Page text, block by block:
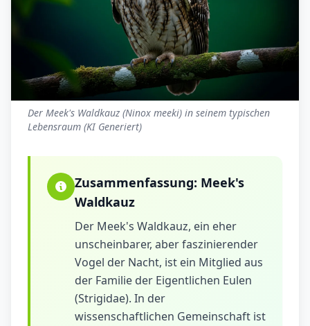
Der Meek's Waldkauz (Ninox meeki) in seinem typischen
Lebensraum (KI Generiert)
Zusammenfassung: Meek's
Waldkauz
Der Meek's Waldkauz, ein eher
unscheinbarer, aber faszinierender
Vogel der Nacht, ist ein Mitglied aus
der Familie der Eigentlichen Eulen
(Strigidae). In der
wissenschaftlichen Gemeinschaft ist